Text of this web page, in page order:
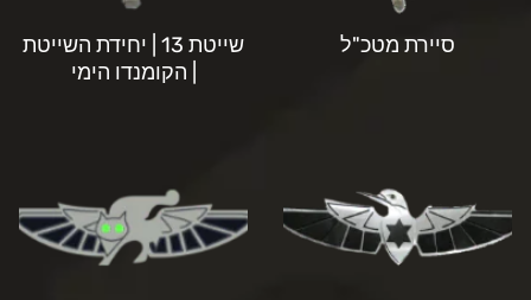
סיירת מטכ"ל
שייטת 13 | יחידת השייטת
| הקומנדו הימי